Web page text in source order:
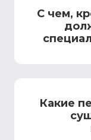
С чем,
Какие